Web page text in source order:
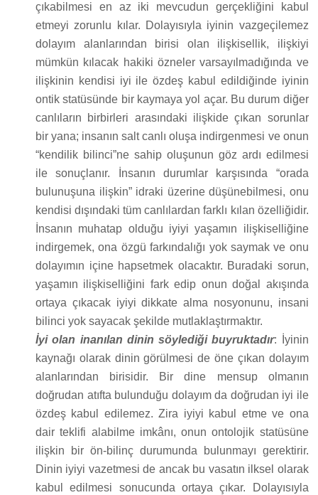
çıkabilmesi en az iki mevcudun gerçekliğini kabul
etmeyi zorunlu kılar. Dolayısıyla iyinin vazgeçilemez
dolayım alanlarından birisi olan ilişkisellik, ilişkiyi
mümkün kılacak hakiki özneler varsayılmadığında ve
ilişkinin kendisi iyi ile özdeş kabul edildiğinde iyinin
ontik statüsünde bir kaymaya yol açar. Bu durum diğer
canlıların birbirleri arasındaki ilişkide çıkan sorunlar
bir yana; insanın salt canlı oluşa indirgenmesi ve onun
“kendilik bilinci”ne sahip oluşunun göz ardı edilmesi
ile sonuçlanır. İnsanın durumlar karşısında “orada
bulunuşuna ilişkin” idraki üzerine düşünebilmesi, onu
kendisi dışındaki tüm canlılardan farklı kılan özelliğidir.
İnsanın muhatap olduğu iyiyi yaşamın ilişkiselliğine
indirgemek, ona özgü farkındalığı yok saymak ve onu
dolayımın içine hapsetmek olacaktır. Buradaki sorun,
yaşamın ilişkiselliğini fark edip onun doğal akışında
ortaya çıkacak iyiyi dikkate alma nosyonunu, insani
bilinci yok sayacak şekilde mutlaklaştırmaktır.
İyi olan inanılan dinin söylediği buyruktadır: İyinin
kaynağı olarak dinin görülmesi de öne çıkan dolayım
alanlarından birisidir. Bir dine mensup olmanın
doğrudan atıfta bulunduğu dolayım da doğrudan iyi ile
özdeş kabul edilemez. Zira iyiyi kabul etme ve ona
dair teklifi alabilme imkânı, onun ontolojik statüsüne
ilişkin bir ön-bilinç durumunda bulunmayı gerektirir.
Dinin iyiyi vazetmesi de ancak bu vasatın ilksel olarak
kabul edilmesi sonucunda ortaya çıkar. Dolayısıyla